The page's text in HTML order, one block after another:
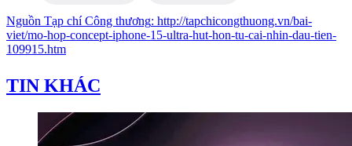
Nguồn Tạp chí Công thương: http://tapchicongthuong.vn/bai-
viet/mo-hop-concept-iphone-15-ultra-hut-hon-tu-cai-nhin-dau-tien-
109915.htm
TIN KHÁC